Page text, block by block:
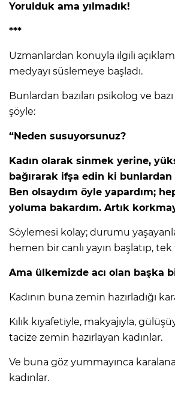
Yorulduk ama yılmadık!
***
Uzmanlardan konuyla ilgili
medyayı süslemeye başladı.
Bunlardan bazıları psikolog ve
şöyle:
“Neden susuyorsunuz?
Kadın olarak sinmek yerine,
bağırarak ifşa edin ki
Ben olsaydım öyle yapardım;
yoluma bakardım. Artık
Söylemesi kolay; durumu
hemen bir canlı yayın başlatıp,
Ama ülkemizde acı olan başka
Kadının buna zemin hazırladığı
Kılık kıyafetiyle, makyajıyla,
tacize zemin hazırlayan kadınlar.
Ve buna göz yummayınca
kadınlar.